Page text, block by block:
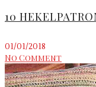
10
01/01/2018
No Comment